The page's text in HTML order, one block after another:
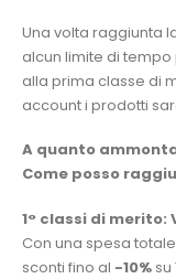
Una volta raggiunta
alcun limite di
alla prima classe di
account i prodotti
A quanto
Come posso
1° classi di merito:
Con una spesa
sconti fino al -10% su